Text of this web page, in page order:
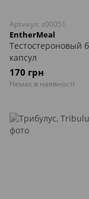
Артикул: z00051
EntherMeal
Тестостероновый
капсул
170 грн
Немає в наявності